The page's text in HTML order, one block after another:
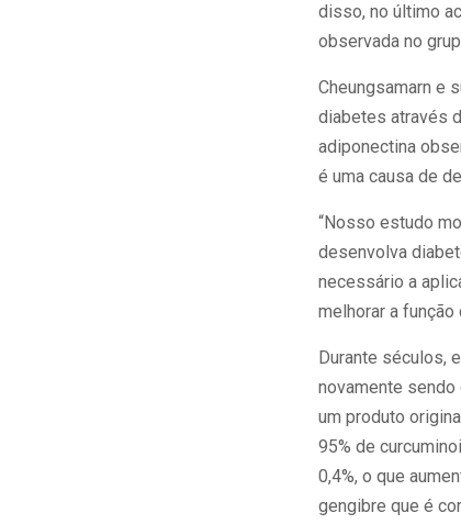
disso, no último
observada no
Cheungsamarn e
diabetes através
adiponectina
é uma causa de
“Nosso estudo
desenvolva
necessário a
melhorar a função
Durante séculos,
novamente sendo
um produto
95% de
0,4%, o que
gengibre que é